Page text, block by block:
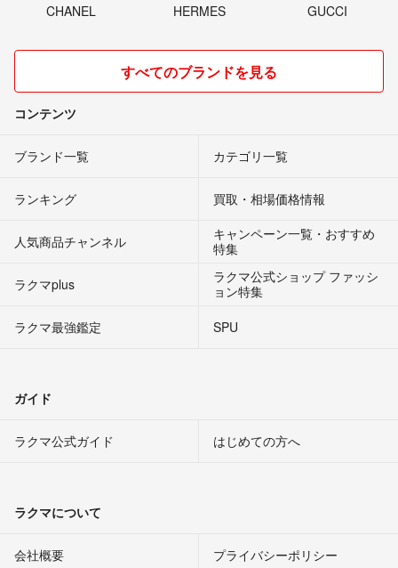
CHANEL HERMES GUCCI
すべてのブランドを見る
コンテンツ
ブランド一覧 カテゴリ一覧
ランキング 買取・相場価格情報
人気商品チャンネル
キャンペーン一覧・おすすめ
特集
ラクマplus
ラクマ公式ショップ ファッシ
ョン特集
ラクマ最強鑑定
SPU
ガイド
ラクマ公式ガイド はじめての方へ
ラクマについて
会社概要 プライバシーポリシー